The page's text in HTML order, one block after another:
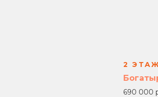
2
690 000